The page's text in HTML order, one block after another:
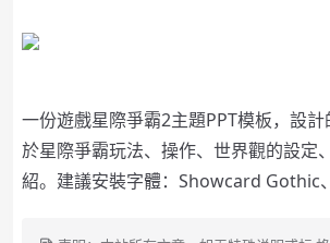
一份遊戲星際爭霸2主題PPT模板，設
於星際爭霸玩法、操作、世界觀的設定
紹。建議安裝字體：Showcard Gothic